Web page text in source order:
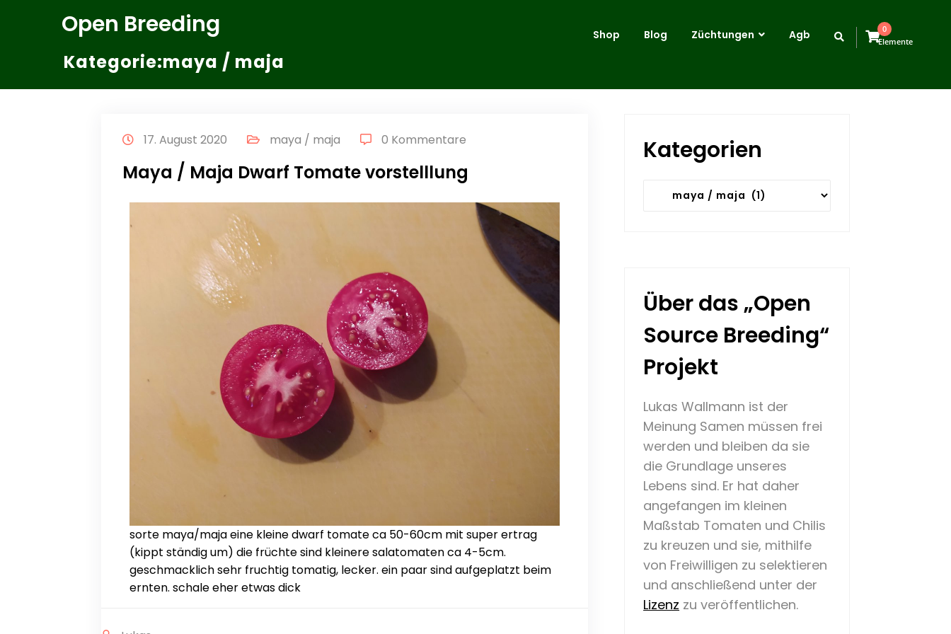
Open Breeding Shop Blog Züchtungen Agb
0
Elemente
Kategorie:maya / maja
17. August 2020 maya / maja 0 Kommentare
Maya / Maja Dwarf Tomate vorstelllung
sorte maya/maja eine kleine dwarf tomate ca 50-60cm mit super ertrag
(kippt ständig um) die früchte sind kleinere salatomaten ca 4-5cm.
geschmacklich sehr fruchtig tomatig, lecker. ein paar sind aufgeplatzt beim
ernten. schale eher etwas dick
Kategorien
Über das „Open
Source Breeding“
Projekt
Lukas Wallmann ist der
Meinung Samen müssen frei
werden und bleiben da sie
die Grundlage unseres
Lebens sind. Er hat daher
angefangen im kleinen
Maßstab Tomaten und Chilis
zu kreuzen und sie, mithilfe
von Freiwilligen zu selektieren
und anschließend unter der
Lizenz zu veröffentlichen.